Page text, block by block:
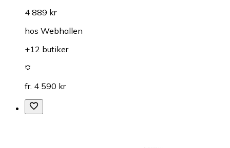
4 889 kr
hos Webhallen
+12 butiker
fr. 4 590 kr